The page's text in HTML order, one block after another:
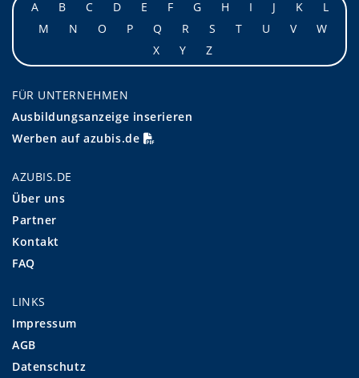
A
B C D E F G H I J K
L
M
N O P Q R S T U V
W
X
Y Z
FÜR UNTERNEHMEN
Ausbildungsanzeige inserieren
Werben auf azubis.de
AZUBIS.DE
Über uns
Partner
Kontakt
FAQ
LINKS
Impressum
AGB
Datenschutz